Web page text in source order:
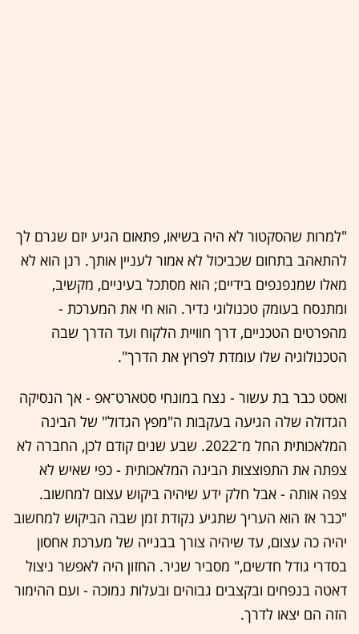
"למרות שהסקטור לא היה בשיאו, פתאום הגיע יזם שגרם לך
להתאהב בתחום שכביכול לא אמור לעניין אותך. רנן הוא לא
מאלו שמנפנפים בידיים; הוא מסתכל בעיניים, מקשיב,
ומתנסח בעומק טכנולוגי נדיר. הוא חי את המערכת -
מהפרטים הטכניים, דרך חוויית הלקוח ועד הדרך שבה
הטכנולוגיה שלו עומדת לפרוץ את הדרך".
ואסט כבר בת עשור - נצח במונחי סטארט־אפ - אך הנסיקה
הגדולה שלה הגיעה בעקבות ה"מפץ הגדול" של הבינה
המלאכותית החל מ־2022. שבע שנים קודם לכן, החברה לא
צפתה את התפוצצות הבינה המלאכותית - כפי שאיש לא
צפה אותה - אבל חלק ידע שיהיה ביקוש עצום למחשוב.
"כבר אז הוא העריך שתגיע נקודת זמן שבה הביקוש למחשוב
יהיה כה עצום, עד שיהיה צורך בבנייה של מערכת אחסון
בסדרי גודל חדשים," מסביר שניר. החזון היה לאפשר ניצול
דאטה בנפחים ובקצבים גבוהים ובעלות נמוכה - ועם ההימור
הזה הם יצאו לדרך.